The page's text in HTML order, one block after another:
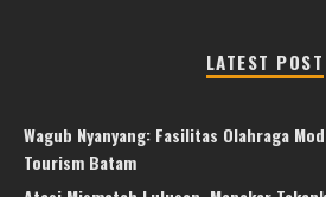
LATEST POST
Wagub Nyanyang: Fasilitas Olahraga
Tourism Batam